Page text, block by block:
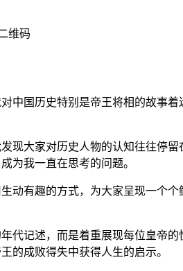
维码
中国历史特别是帝王将相的故事
现大家对历史人物的认知往往停
为我一直在思考的问题。
动有趣的方式，为大家呈现一个
代记述，而是着重展现每位皇帝
的成败得失中获得人生的启示。